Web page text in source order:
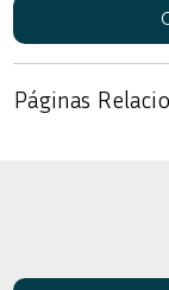
Páginas